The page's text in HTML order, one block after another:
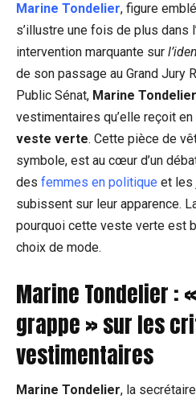
Marine Tondelier, figure
s’illustre une fois de plus dans
intervention marquante sur
de son passage au Grand Jury
Public Sénat, Marine Tondelier
vestimentaires qu’elle reçoit
veste verte. Cette pièce de
symbole, est au cœur d’un
des femmes en politique et les
subissent sur leur apparence.
pourquoi cette veste verte est
choix de mode.
Marine Tondelier :
grappe » sur les
vestimentaires
Marine Tondelier, la